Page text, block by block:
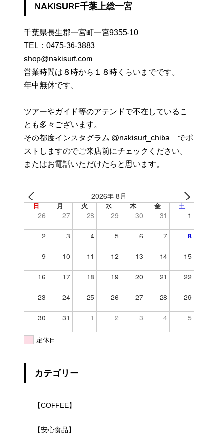
NAKISURF千葉上総一宮
千葉県長生郡一宮町一宮9355-10
TEL： 0475-36-3883
shop@nakisurf.com
営業時間は８時から１８時くらいまでです。
年中無休です。
ツアーやガイド等のアテンドで不在しているこ
とも多々ございます。
その都度インスタグラム @nakisurf_chiba でポ
ストしますのでご来店前にチェックください。
またはお電話いただけたらと思います。
2026年 8月
日 月 火 水 木 金 土
26 27 28 29 30 31 1
2 3 4 5 6 7 8
9 10 11 12 13 14 15
16 17 18 19 20 21 22
23 24 25 26 27 28 29
30 31 1 2 3 4 5
定休日
カテゴリー
【COFFEE】
【安心食品】